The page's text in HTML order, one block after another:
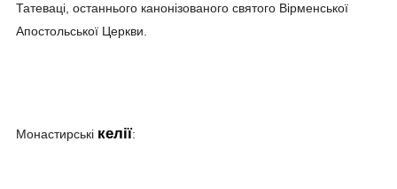
Татеваці, останнього канонізованого святого Вірменської
Апостольської Церкви.
Монастирські келії: